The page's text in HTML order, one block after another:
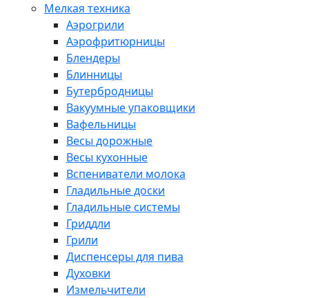
Мелкая техника
Аэрогрили
Аэрофритюрницы
Блендеры
Блинницы
Бутербродницы
Вакуумные упаковщики
Вафельницы
Весы дорожные
Весы кухонные
Вспениватели молока
Гладильные доски
Гладильные системы
Гриддли
Грили
Диспенсеры для пива
Духовки
Измельчители